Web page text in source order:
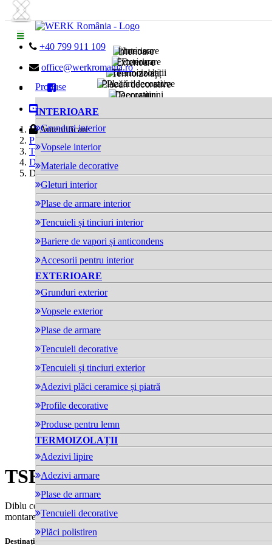
 +40 799 911 109
 office@werkromania.ro


Autentificare
Produse
INTERIOARE
Grunduri interior
Vopsele interior
Materiale decorative
Gleturi interior
Plase de armare interior
Tencuieli și tinciuri interior
Bariere de vapori și anticondens
Accesorii pentru interior
EXTERIOARE
Grunduri exterior
Vopsele exterior
Plase de armare
Tencuieli decorative
Tencuieli și tinciuri exterior
Adezivi plăci ceramice și piatră
Profile decorative
Produse pentru lemn
TERMOIZOLAȚII
Adezivi lipire
Adezivi armare
Plase de armare
Tencuieli decorative
Plăci polistiren
Interioare
Exterioare
Termoizolații
Placări decorative
Decorațiuni
Hidroizolații
Home
Produse
Termoizolații
Dibluri
Dibluri TSBD 8 260mm
TSBD 8- Diblu TSBD 260mm
Diblu constructiv cu înfiletare, Agrement Tehnic European, pentru
montare în plan cu materialul termoizolant
Destinații:
Previous
Next